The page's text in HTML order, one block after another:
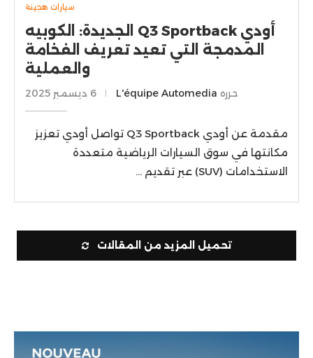
سيارات هجينة
أودي Q3 Sportback الجديدة: الكوبيه
المدمجة التي تعيد تعريف الفخامة
والعملية
حرره L'équipe Automedia 6 ديسمبر 2025
مقدمة عن أودي Q3 Sportback تواصل أودي تعزيز
مكانتها في سوق السيارات الرياضية متعددة
الاستخدامات (SUV) عبر تقديم …
تحميل المزيد من المقالات